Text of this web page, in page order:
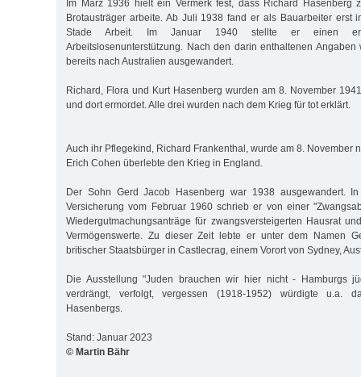
Im März 1936 hielt ein Vermerk fest, dass Richard Hasenberg
Brotausträger arbeite. Ab Juli 1938 fand er als Bauarbeiter erst
Stade Arbeit. Im Januar 1940 stellte er einen
Arbeitslosenunterstützung. Nach den darin enthaltenen
bereits nach Australien ausgewandert.
Richard, Flora und Kurt Hasenberg wurden am 8. November
und dort ermordet. Alle drei wurden nach dem Krieg für tot erklärt.
Auch ihr Pflegekind, Richard Frankenthal, wurde am 8. November
Erich Cohen überlebte den Krieg in England.
Der Sohn Gerd Jacob Hasenberg war 1938 ausgewandert.
Versicherung vom Februar 1960 schrieb er von einer
Wiedergutmachungsanträge für zwangsversteigerten Hausrat
Vermögenswerte. Zu dieser Zeit lebte er unter dem Namen
britischer Staatsbürger in Castlecrag, einem Vorort von Sydney,
Die Ausstellung "Juden brauchen wir hier nicht - Hamburgs
verdrängt, verfolgt, vergessen (1918-1952) würdigte u.a.
Hasenbergs.
Stand: Januar 2023
© Martin Bähr